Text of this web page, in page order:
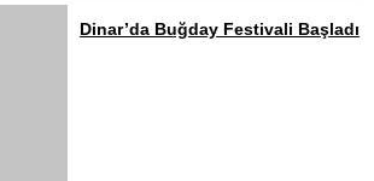
Dinar’da Buğday Festivali Başladı